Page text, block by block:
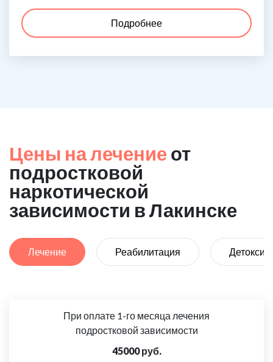
Подробнее
Цены на лечение от
подростковой
наркотической
зависимости в Лакинске
Лечение Реабилитация
При оплате 1-го месяца лечения
подростковой зависимости
45000 руб.